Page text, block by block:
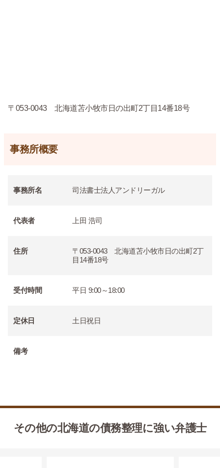
〒053-0043 北海道苫小牧市日の出町2丁目14番18号
事務所概要
事務所名 司法書士法人アンドリーガル
代表者 上田 浩司
住所
〒053-0043 北海道苫小牧市日の出町2丁
目14番18号
受付時間 平日 9:00～18:00
定休日 土日祝日
備考
その他の北海道の債務整理に強い弁護士